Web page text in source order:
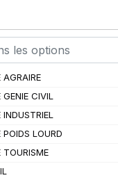
CIVIL
LOURD
TOURISME